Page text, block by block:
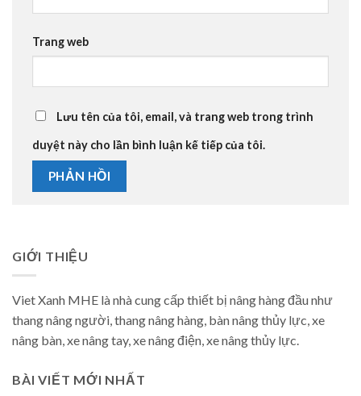
Trang web
Lưu tên của tôi, email, và trang web trong trình
duyệt này cho lần bình luận kế tiếp của tôi.
GIỚI THIỆU
Viet Xanh MHE là nhà cung cấp thiết bị nâng hàng đầu như
thang nâng người, thang nâng hàng, bàn nâng thủy lực, xe
nâng bàn, xe nâng tay, xe nâng điện, xe nâng thủy lực.
BÀI VIẾT MỚI NHẤT